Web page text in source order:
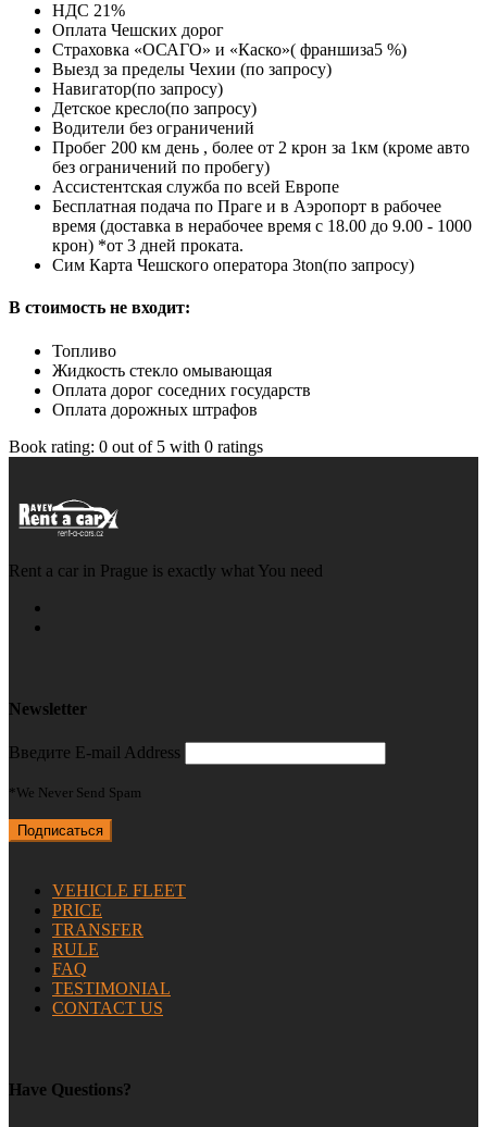
НДС 21%
Оплата Чешских дорог
Страховка «ОСАГО» и «Каско»( франшиза5 %)
Выезд за пределы Чехии (по запросу)
Навигатор(по запросу)
Детское кресло(по запросу)
Водители без ограничений
Пробег 200 км день , более от 2 крон за 1км (кроме авто
без ограничений по пробегу)
Ассистентская служба по всей Европе
Бесплатная подача по Праге и в Аэропорт в рабочее
время (доставка в нерабочее время с 18.00 до 9.00 - 1000
крон) *от 3 дней проката.
Cим Карта Чешского оператора 3ton(по запросу)
В стоимость не входит:
Топливо
Жидкость стекло омывающая
Оплата дорог соседних государств
Оплата дорожных штрафов
Book rating: 0 out of 5 with 0 ratings
Rent a car in Prague is exactly what You need
Newsletter
Введите E-mail Address
*We Never Send Spam
VEHICLE FLEET
PRICE
TRANSFER
RULE
FAQ
TESTIMONIAL
CONTACT US
Have Questions?